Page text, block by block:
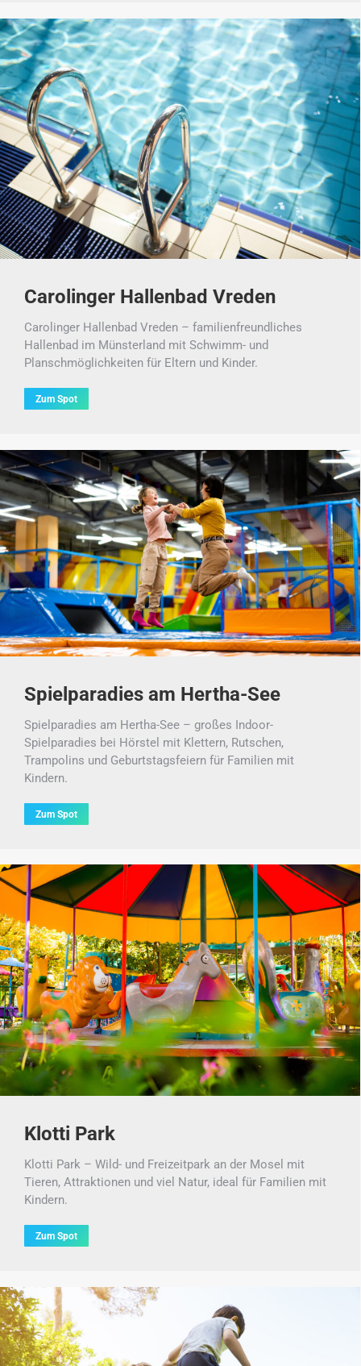
Carolinger Hallenbad Vreden
Carolinger Hallenbad Vreden – familienfreundliches
Hallenbad im Münsterland mit Schwimm- und
Planschmöglichkeiten für Eltern und Kinder.
Zum Spot
Spielparadies am Hertha-See
Spielparadies am Hertha-See – großes Indoor-
Spielparadies bei Hörstel mit Klettern, Rutschen,
Trampolins und Geburtstagsfeiern für Familien mit
Kindern.
Zum Spot
Klotti Park
Klotti Park – Wild- und Freizeitpark an der Mosel mit
Tieren, Attraktionen und viel Natur, ideal für Familien mit
Kindern.
Zum Spot